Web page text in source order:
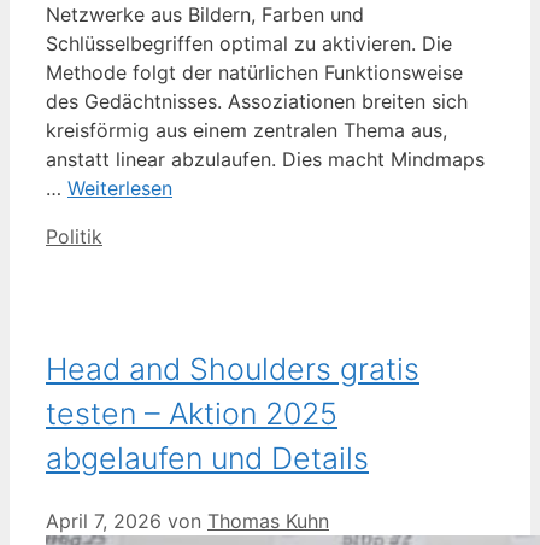
Netzwerke aus Bildern, Farben und
Schlüsselbegriffen optimal zu aktivieren. Die
Methode folgt der natürlichen Funktionsweise
des Gedächtnisses. Assoziationen breiten sich
kreisförmig aus einem zentralen Thema aus,
anstatt linear abzulaufen. Dies macht Mindmaps
… Weiterlesen
Kategorien
Politik
Head and Shoulders gratis
testen – Aktion 2025
abgelaufen und Details
April 7, 2026 von Thomas Kuhn